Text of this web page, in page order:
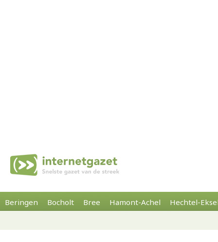
Beringen Bocholt Bree Hamont-Achel Hechtel-